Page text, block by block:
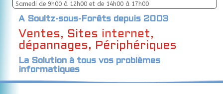
Samedi de 9h00 à 12h00 et de 14h00 à 17h00
A Soultz-sous-Forêts depuis 2003
Ventes, Sites internet,
dépannages, Périphériques
La Solution à tous vos problèmes
informatiques